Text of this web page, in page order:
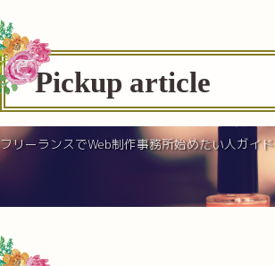
Pickup article
フリーランスでWeb制作事務所始めたい人ガイド